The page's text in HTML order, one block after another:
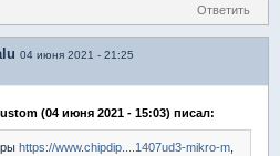
Ответить
04 июня 2021 - 21:25
(04 июня 2021 - 15:03) писал:
https://www.chipdip....1407ud3-mikro-m,